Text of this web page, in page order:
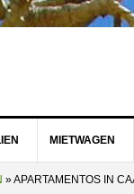
MIETWAGEN
»APARTAMENTOS IN